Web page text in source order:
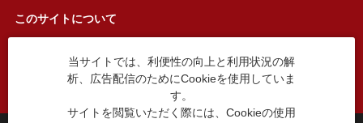
このサイトについて
このサイトについて 広告掲載について
お問い合わせ
当サイトでは、利便性の向上と利用状況の解
析、広告配信のためにCookieを使用していま
す。
サイトを閲覧いただく際には、Cookieの使用